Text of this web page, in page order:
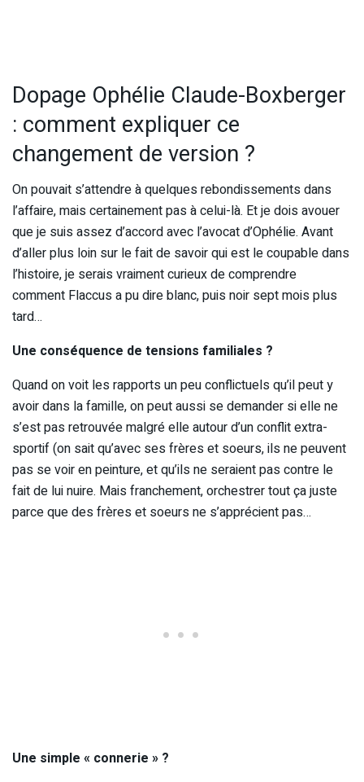
Dopage Ophélie Claude-Boxberger
: comment expliquer ce
changement de version ?
On pouvait s’attendre à quelques rebondissements dans
l’affaire, mais certainement pas à celui-là. Et je dois avouer
que je suis assez d’accord avec l’avocat d’Ophélie. Avant
d’aller plus loin sur le fait de savoir qui est le coupable dans
l’histoire, je serais vraiment curieux de comprendre
comment Flaccus a pu dire blanc, puis noir sept mois plus
tard…
Une conséquence de tensions familiales ?
Quand on voit les rapports un peu conflictuels qu’il peut y
avoir dans la famille, on peut aussi se demander si elle ne
s’est pas retrouvée malgré elle autour d’un conflit extra-
sportif (on sait qu’avec ses frères et soeurs, ils ne peuvent
pas se voir en peinture, et qu’ils ne seraient pas contre le
fait de lui nuire. Mais franchement, orchestrer tout ça juste
parce que des frères et soeurs ne s’apprécient pas…
Une simple « connerie » ?